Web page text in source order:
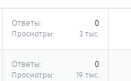
Ответы 0
Просмотры 3 тыс.
Ответы 0
Просмотры 19 тыс.